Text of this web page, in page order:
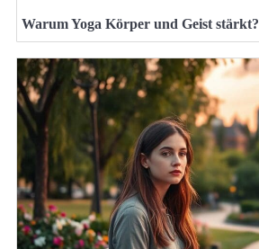
Warum Yoga Körper und Geist stärkt?